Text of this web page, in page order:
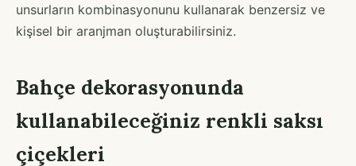
unsurların kombinasyonunu kullanarak benzersiz ve
kişisel bir aranjman oluşturabilirsiniz.
Bahçe dekorasyonunda
kullanabileceğiniz renkli saksı
çiçekleri